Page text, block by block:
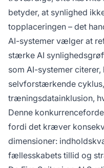
betyder, at synlighed
topplaceringen – det
AI-systemer vælger at
stærke AI
som AI-systemer
selvforstærkende
træningsdatainklusion,
Denne
fordi det kræver
dimensioner:
fællesskabets tillid og